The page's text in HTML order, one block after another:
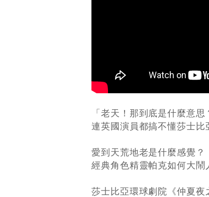
「老天！那到底是什麼意思
連英國演員都搞不懂莎士比
愛到天荒地老是什麼感覺？
經典角色精靈帕克如何大鬧
莎士比亞環球劇院《仲夏夜